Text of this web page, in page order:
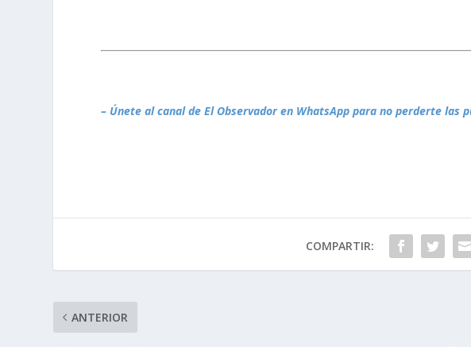
– Únete al canal de El Observador en WhatsApp para no perderte las
COMPARTIR:
ANTERIOR